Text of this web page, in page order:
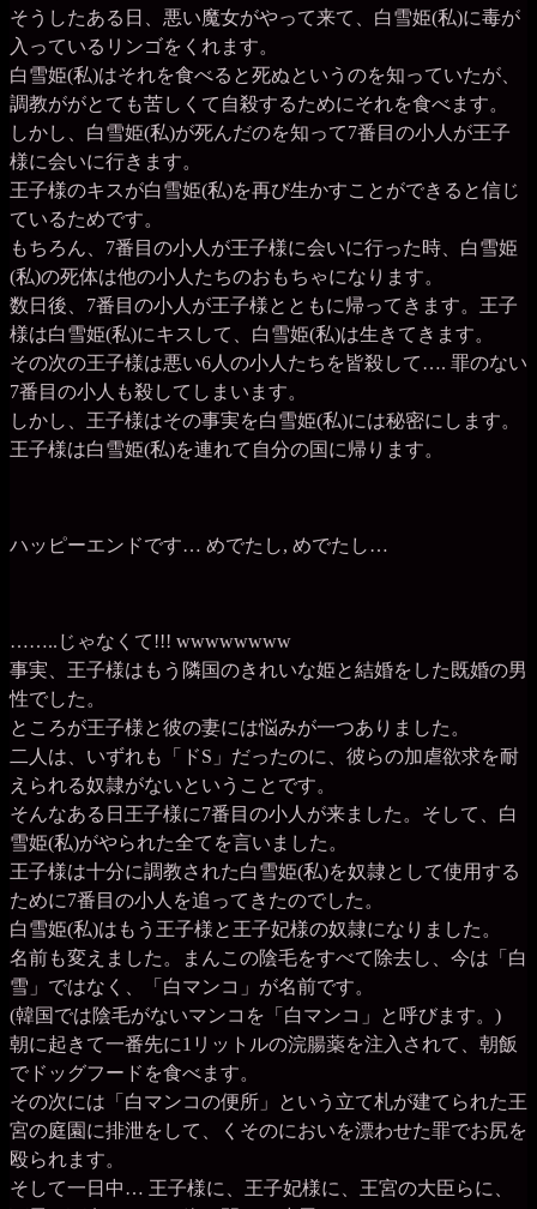
そうしたある日、悪い魔女がやって来て、白雪姫(私)に毒が
入っているリンゴをくれます。
白雪姫(私)はそれを食べると死ぬというのを知っていたが、
調教ががとても苦しくて自殺するためにそれを食べます。
しかし、白雪姫(私)が死んだのを知って7番目の小人が王子
様に会いに行きます。
王子様のキスが白雪姫(私)を再び生かすことができると信じ
ているためです。
もちろん、7番目の小人が王子様に会いに行った時、白雪姫
(私)の死体は他の小人たちのおもちゃになります。
数日後、7番目の小人が王子様とともに帰ってきます。王子
様は白雪姫(私)にキスして、白雪姫(私)は生きてきます。
その次の王子様は悪い6人の小人たちを皆殺して…. 罪のない
7番目の小人も殺してしまいます。
しかし、王子様はその事実を白雪姫(私)には秘密にします。
王子様は白雪姫(私)を連れて自分の国に帰ります。
ハッピーエンドです… めでたし, めでたし…
……..じゃなくて!!! wwwwwwww
事実、王子様はもう隣国のきれいな姫と結婚をした既婚の男
性でした。
ところが王子様と彼の妻には悩みが一つありました。
二人は、いずれも「ドS」だったのに、彼らの加虐欲求を耐
えられる奴隷がないということです。
そんなある日王子様に7番目の小人が来ました。そして、白
雪姫(私)がやられた全てを言いました。
王子様は十分に調教された白雪姫(私)を奴隷として使用する
ために7番目の小人を追ってきたのでした。
白雪姫(私)はもう王子様と王子妃様の奴隷になりました。
名前も変えました。まんこの陰毛をすべて除去し、今は「白
雪」ではなく、「白マンコ」が名前です。
(韓国では陰毛がないマンコを「白マンコ」と呼びます。)
朝に起きて一番先に1リットルの浣腸薬を注入されて、朝飯
でドッグフードを食べます。
その次には「白マンコの便所」という立て札が建てられた王
宮の庭園に排泄をして、くそのにおいを漂わせた罪でお尻を
殴られます。
そして一日中… 王子様に、王子妃様に、王宮の大臣らに、